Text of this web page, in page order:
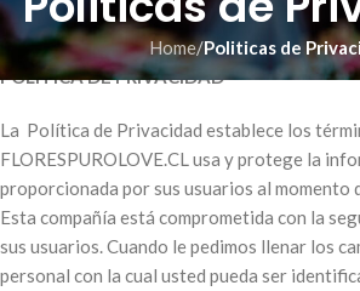
Home/Politicas de
POLÍTICA DE PRIVACIDAD
La Política de Privacidad establece los
FLORESPUROLOVE.CL usa y protege la
proporcionada por sus usuarios al momento
Esta compañía está comprometida con la
sus usuarios. Cuando le pedimos llenar los
personal con la cual usted pueda ser